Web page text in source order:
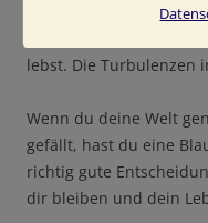
In den aktuell
lebst. Die Turbulenzen
Wenn du deine Welt
gefällt, hast du eine
richtig gute
dir bleiben und dein